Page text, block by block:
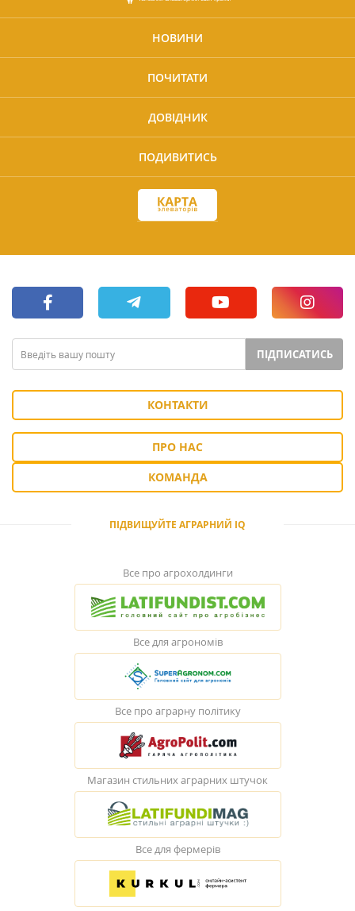
НОВИНИ
ПОЧИТАТИ
ДОВІДНИК
ПОДИВИТИСЬ
ПІДПИСАТИСЬ
КОНТАКТИ
ПРО НАС
КОМАНДА
ПІДВИЩУЙТЕ АГРАРНИЙ IQ
Все про агрохолдинги
Все для агрономів
Все про аграрну політику
Магазин стильних аграрних штучок
Все для фермерів